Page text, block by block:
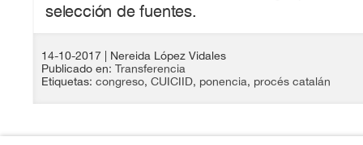
selección de fuentes.
14-10-2017
| Nereida López Vidales
Publicado en: Transferencia
Etiquetas: congreso, CUICIID, ponencia, procés catalán